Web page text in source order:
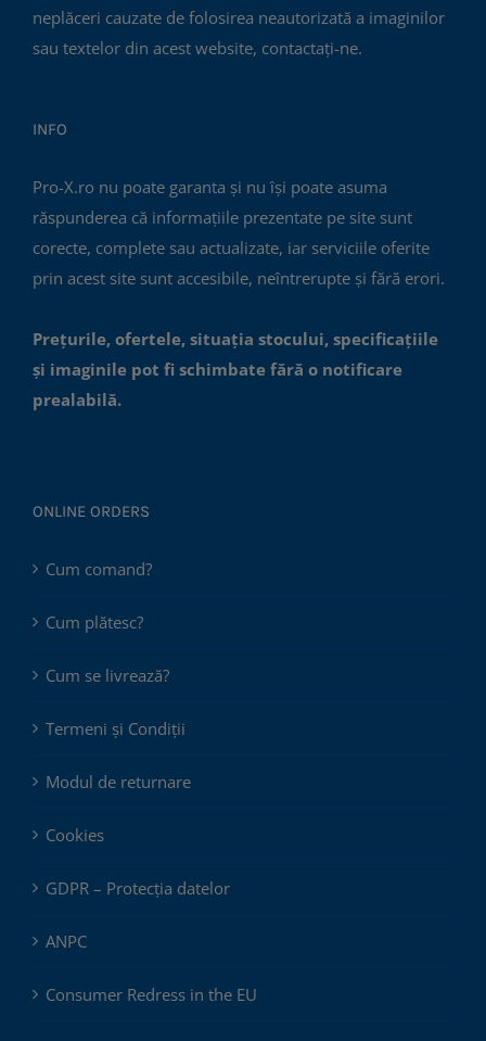
neplăceri cauzate de folosirea neautorizată a imaginilor
sau textelor din acest website, contactați-ne.
INFO
Pro-X.ro nu poate garanta și nu își poate asuma
răspunderea că informațiile prezentate pe site sunt
corecte, complete sau actualizate, iar serviciile oferite
prin acest site sunt accesibile, neîntrerupte și fără erori.
Prețurile, ofertele, situația stocului, specificațiile
și imaginile pot fi schimbate fără o notificare
prealabilă.
ONLINE ORDERS
Cum comand?
Cum plătesc?
Cum se livrează?
Termeni și Condiții
Modul de returnare
Cookies
GDPR – Protecția datelor
ANPC
Consumer Redress in the EU